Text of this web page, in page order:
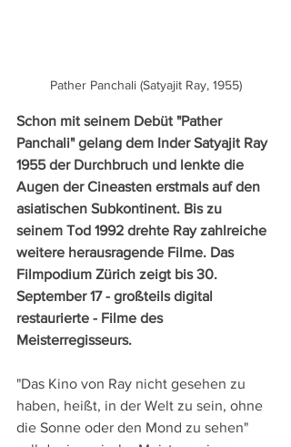
Pather Panchali (Satyajit Ray, 1955)
Schon mit seinem Debüt "Pather
Panchali" gelang dem Inder Satyajit Ray
1955 der Durchbruch und lenkte die
Augen der Cineasten erstmals auf den
asiatischen Subkontinent. Bis zu
seinem Tod 1992 drehte Ray zahlreiche
weitere herausragende Filme. Das
Filmpodium Zürich zeigt bis 30.
September 17 - großteils digital
restaurierte - Filme des
Meisterregisseurs.
"Das Kino von Ray nicht gesehen zu
haben, heißt, in der Welt zu sein, ohne
die Sonne oder den Mond zu sehen"